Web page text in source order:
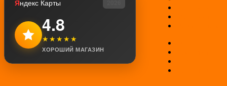
Яндекс Карты
4.8
★★★★★
ХОРОШИЙ МАГАЗИН